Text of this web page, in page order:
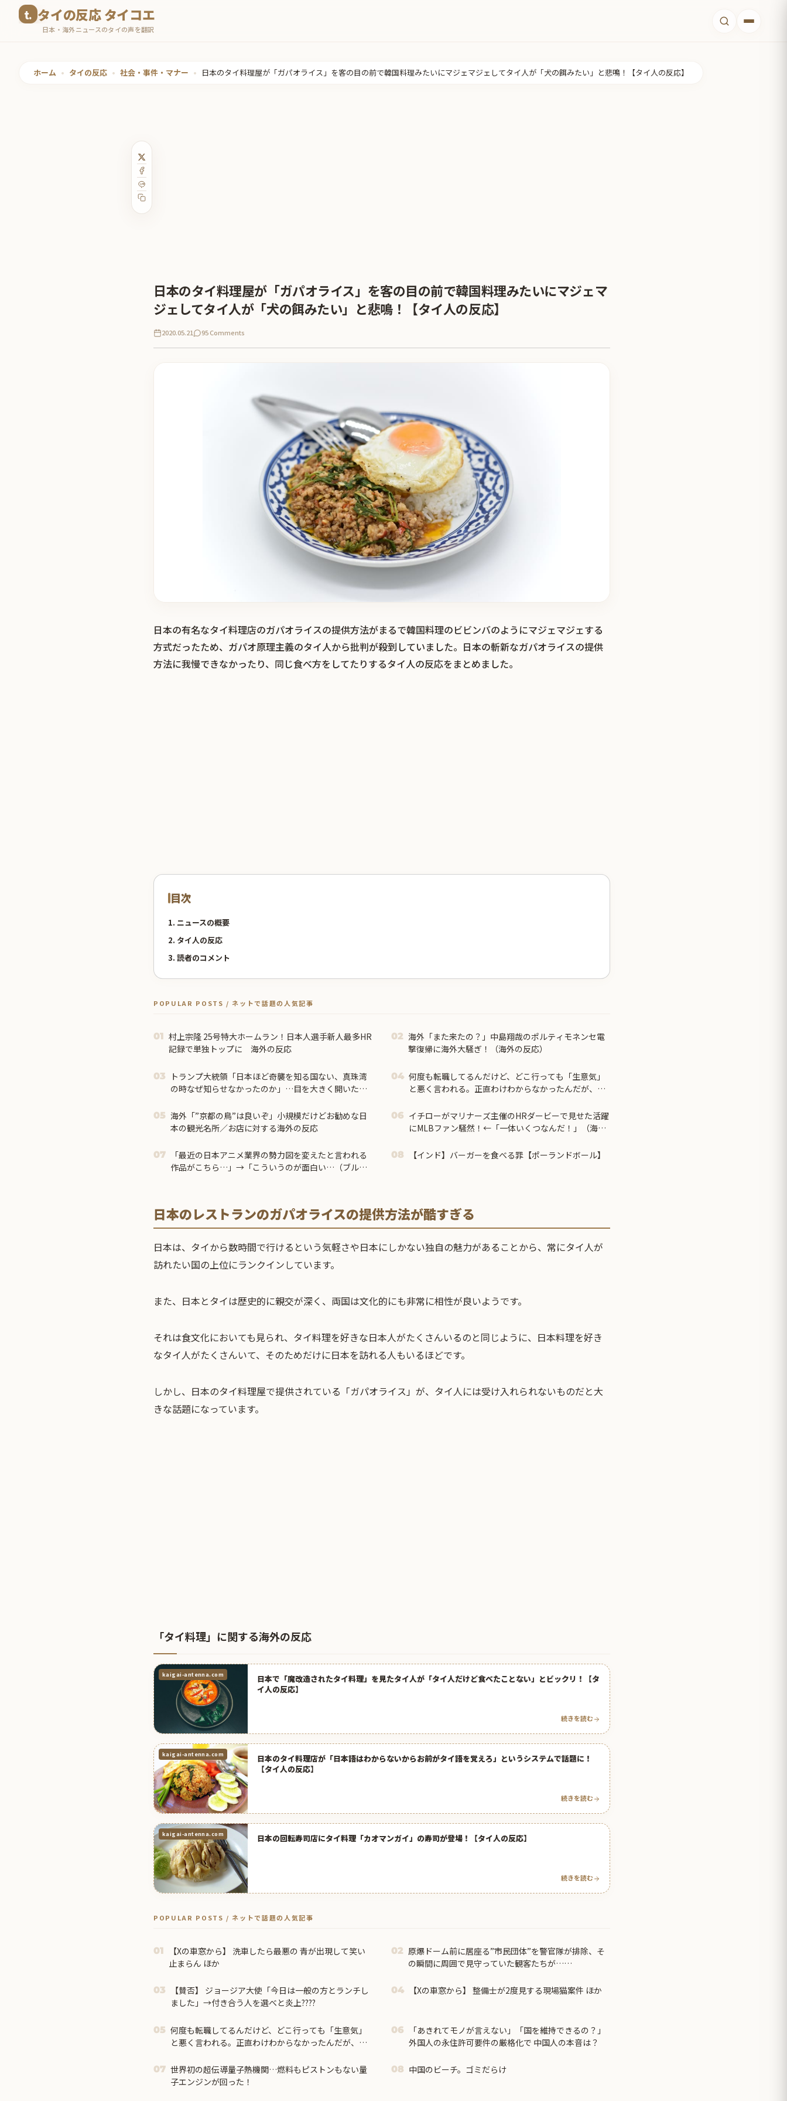
タイの反応 タイコエ
日本・海外ニュースのタイの声を翻訳
ホーム • タイの反応 • 社会・事件・マナー • 日本のタイ料理屋が「ガパオライス」を客の目の前で韓国料理みたいにマジェマジェしてタイ人が「犬の餌みたい」と悲鳴！【タイ人の反応】
日本のタイ料理屋が「ガパオライス」を客の目の前で韓国料理みたいにマジェマ
ジェしてタイ人が「犬の餌みたい」と悲鳴！【タイ人の反応】
2020.05.21 95 Comments
日本の有名なタイ料理店のガパオライスの提供方法がまるで韓国料理のビビンバのようにマジェマジェする
方式だったため、ガパオ原理主義のタイ人から批判が殺到していました。日本の斬新なガパオライスの提供
方法に我慢できなかったり、同じ食べ方をしてたりするタイ人の反応をまとめました。
目次
1. ニュースの概要
2. タイ人の反応
3. 読者のコメント
POPULAR POSTS / ネットで話題の人気記事
01 村上宗隆 25号特大ホームラン！日本人選手新人最多HR
記録で単独トップに 海外の反応
02 海外「また来たの？」中島翔哉のポルティモネンセ電
撃復帰に海外大騒ぎ！（海外の反応）
03
トランプ大統領「日本ほど奇襲を知る国ない、真珠湾
の時なぜ知らせなかったのか」…目を大きく開いた高
04 何度も転職してるんだけど、どこ行っても「生意気」
と悪く言われる。正直わけわからなかったんだが、あ
いて…
05 海外「”京都の鳥”は良いぞ」小規模だけどお勧めな日
本の観光名所／お店に対する海外の反応
06 イチローがマリナーズ主催のHRダービーで見せた活躍
にMLBファン騒然！←「一体いくつなんだ！」（海外
07
「最近の日本アニメ業界の勢力図を変えたと言われる
作品がこちら…」→「こういうのが面白い…（ブルブ
08 【インド】バーガーを食べる罪【ポーランドボール】
日本のレストランのガパオライスの提供方法が酷すぎる
日本は、タイから数時間で行けるという気軽さや日本にしかない独自の魅力があることから、常にタイ人が
訪れたい国の上位にランクインしています。
また、日本とタイは歴史的に親交が深く、両国は文化的にも非常に相性が良いようです。
それは食文化においても見られ、 タイ料理を好きな日本人がたくさんいるのと同じように、日本料理を好き
なタイ人がたくさんいて、そのためだけに日本を訪れる人もいるほどです。
しかし、日本のタイ料理屋で提供されている「ガパオライス」が、タイ人には受け入れられないものだと大
きな話題になっています。
「タイ料理」に関する海外の反応
kaigai-antenna.com
日本で「魔改造されたタイ料理」を見たタイ人が「タイ人だけど食べたことない」とビックリ！【タ
イ人の反応】
続きを読む
kaigai-antenna.com
日本のタイ料理店が「日本語はわからないからお前がタイ語を覚えろ」というシステムで話題に！
【タイ人の反応】
続きを読む
kaigai-antenna.com 日本の回転寿司店にタイ料理「カオマンガイ」の寿司が登場！【タイ人の反応】
続きを読む
POPULAR POSTS / ネットで話題の人気記事
01
【Xの車窓から】 洗車したら最悪の 青が出現して笑い
止まらん ほか
02 原爆ドーム前に居座る”市民団体”を警官隊が排除、そ
の瞬間に周囲で見守っていた観客たちが……
03
【賛否】 ジョージア大使「今日は一般の方とランチし
ました」→付き合う人を選べと炎上????
04 【Xの車窓から】 整備士が2度見する現場猫案件 ほか
05 何度も転職してるんだけど、どこ行っても「生意気」
と悪く言われる。正直わけわからなかったんだが、あ
いて…
06
「あきれてモノが言えない」「国を維持できるの？」
外国人の永住許可要件の厳格化で 中国人の本音は？
07 世界初の超伝導量子熱機関…燃料もピストンもない量
子エンジンが回った！
08 中国のビーチ。ゴミだらけ